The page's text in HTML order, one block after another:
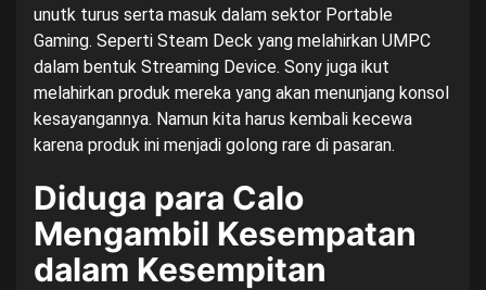
unutk turus serta masuk dalam sektor Portable
Gaming. Seperti Steam Deck yang melahirkan UMPC
dalam bentuk Streaming Device. Sony juga ikut
melahirkan produk mereka yang akan menunjang konsol
kesayangannya. Namun kita harus kembali kecewa
karena produk ini menjadi golong rare di pasaran.
Diduga para Calo
Mengambil Kesempatan
dalam Kesempitan